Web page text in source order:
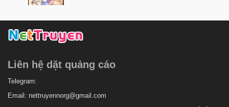
Liên hệ dặt quảng cáo
Telegram:
Email: nettruyennorg@gmail.com